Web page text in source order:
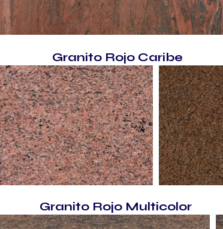
Granito Rojo Caribe
Granito Rojo Multicolor